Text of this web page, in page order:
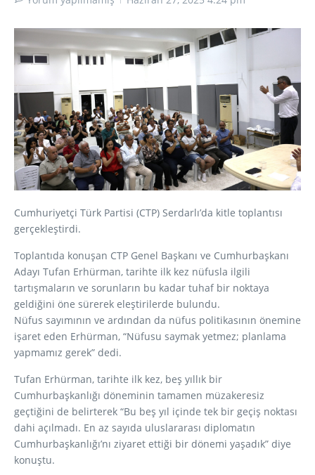
Cumhuriyetçi Türk Partisi (CTP) Serdarlı’da kitle toplantısı
gerçekleştirdi.
Toplantıda konuşan CTP Genel Başkanı ve Cumhurbaşkanı
Adayı Tufan Erhürman, tarihte ilk kez nüfusla ilgili
tartışmaların ve sorunların bu kadar tuhaf bir noktaya
geldiğini öne sürerek eleştirilerde bulundu.
Nüfus sayımının ve ardından da nüfus politikasının önemine
işaret eden Erhürman, “Nüfusu saymak yetmez; planlama
yapmamız gerek” dedi.
Tufan Erhürman, tarihte ilk kez, beş yıllık bir
Cumhurbaşkanlığı döneminin tamamen müzakeresiz
geçtiğini de belirterek “Bu beş yıl içinde tek bir geçiş noktası
dahi açılmadı. En az sayıda uluslararası diplomatın
Cumhurbaşkanlığı’nı ziyaret ettiği bir dönemi yaşadık” diye
konuştu.